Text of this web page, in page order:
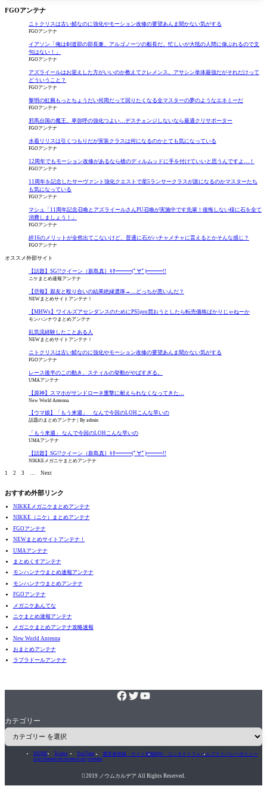
FGOアンテナ
ニトクリスは古い鯖なのに強化やモーション改修の要望あんま聞かない気がする
FGOアンテナ
イアソン「俺は剣道部の部長兼、アルゴノーツの船長だ。忙しいが大抵の人間に偉ぶれるので文
句はない！」
FGOアンテナ
アズライールはお迎えした方がいいのか教えてクレメンス。アサシン単体最強だがそれだけって
どういうこと？
FGOアンテナ
黎明の虹腕もっとちょうだい何周だって回りたくなる全マスターの夢のようなエネミーだ
FGOアンテナ
邪馬台国の魔王。卑弥呼の強化つよい…デスチェンジしないなら最適クリサポーター
FGOアンテナ
水着リリスは引くつもりだが実装クラスは何になるのかとても気になっている
FGOアンテナ
12周年でもモーション改修があるなら槍のディルムッドに手を付けていいと思うんですよ…！
FGOアンテナ
11周年を記念したサーヴァント強化クエストで星5ランサークラスが誰になるのかマスターたち
も気になっている
FGOアンテナ
マシュ「11周年記念召喚とアズライールさんPU召喚が実施中です先輩！後悔しない様に石を全て
消費しましょう！」
FGOアンテナ
絆16のメリットが全然出てこないけど、普通に石がハチャメチャに貰えるとかそんな感じ？
FGOアンテナ
オススメ外部サイト
【話題】SG!?クイーン（新島真）ｷﾀ━━━(ﾟ∀ﾟ)━━━!!
ニケまとめ速報アンテナ
【悲報】親友と殴り合いの結果絶縁濃厚→…どっちが悪いんだ？
NEWまとめサイトアンテナ！
【MHWs】ワイルズアセンダンスのためにPS5pro買おうとしたら転売価格ばかりじゃねーか
モンハンナウまとめアンテナ
乱気流経験したことある人
NEWまとめサイトアンテナ！
ニトクリスは古い鯖なのに強化やモーション改修の要望あんま聞かない気がする
FGOアンテナ
レース後半のこの動き、スティルの挙動がやばすぎる。
UMAアンテナ
【原神】スマホがサンドローネ重撃に耐えられなくなってきた…
New World Antenna
【ウマ娘】「もう来週」 なんで今回のLOHこんな早いの
話題のまとめアンテナ By admin
「もう来週」 なんで今回のLOHこんな早いの
UMAアンテナ
【話題】SG!?クイーン（新島真）ｷﾀ━━━(ﾟ∀ﾟ)━━━!!
NIKKEメガニケまとめアンテナ
1 2 3 … Next
おすすめ外部リンク
NIKKEメガニケまとめアンテナ
NIKKE（ニケ）まとめアンテナ
FGOアンテナ
NEWまとめサイトアンテナ！
UMAアンテナ
まとめくすアンテナ
モンハンナウまとめ速報アンテナ
モンハンナウまとめアンテナ
FGOアンテナ
メガニケあんてな
ニケまとめ速報アンテナ
メガニケまとめアンテナ攻略速報
New World Antenna
おまとめアンテナ
ラブラドールアンテナ
カテゴリー
HOME
icon-home
Twitter
icon-twitter
YouTube
icon-youtube
運営者情報・サイト情報RSS・コンタクトフォームプライバシーポリシー
 2019 ノウムカルデア All Rights Reserved.